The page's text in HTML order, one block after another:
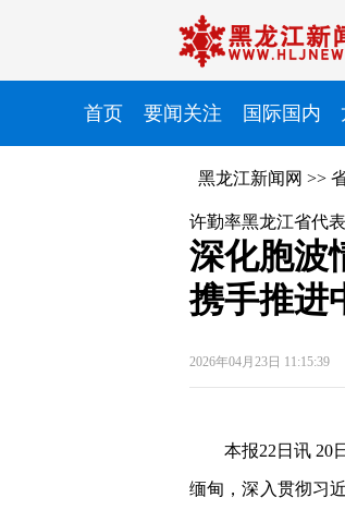
首页 要闻关注 国际国内
黑龙江新闻网 >>
许勤率黑龙江省代
深化胞波
携手推进
2026年04月23日 11:15:39
本报22日讯 20
缅甸，深入贯彻习